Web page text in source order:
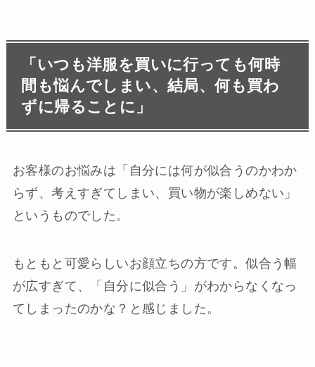
「いつも洋服を買いに行っても何時
間も悩んでしまい、結局、何も買わ
ずに帰ることに」
お客様のお悩みは「自分には何が似合うのかわか
らず、考えすぎてしまい、買い物が楽しめない 」
というものでした。
もともと可愛らしいお顔立ちの方です。似合う幅
が広すぎて、「自分に似合う」がわからなくなっ
てしまったのかな？と感じました。